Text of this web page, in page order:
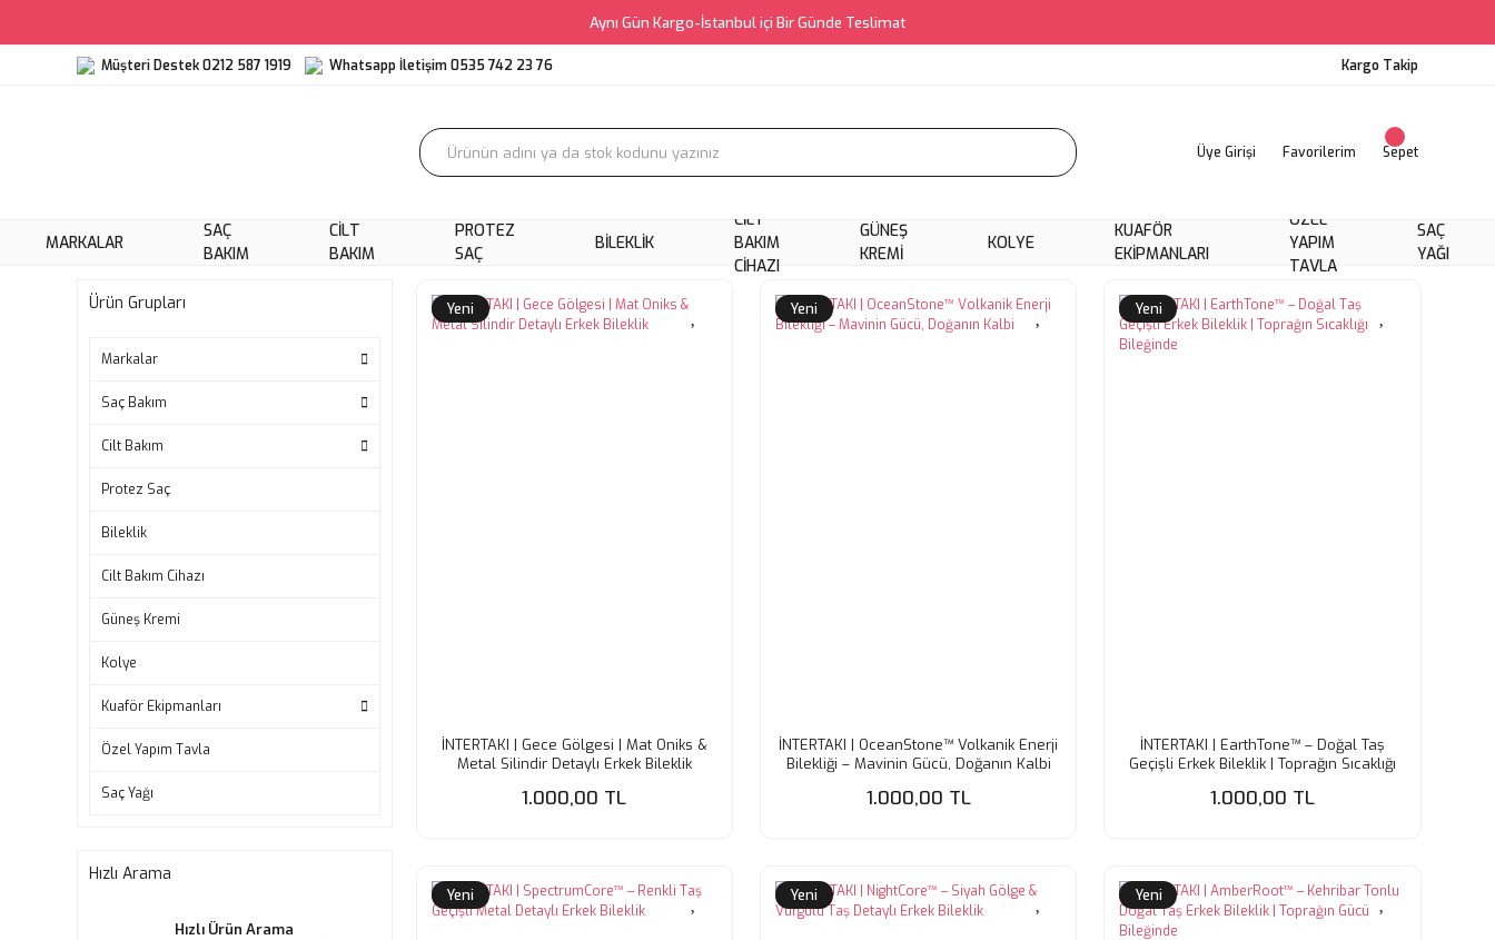
Aynı Gün Kargo-İstanbul içi Bir Günde Teslimat
Müşteri Destek 0212 587 1919 Whatsapp İletişim 0535 742 23 76 Kargo Takip
Üye Girişi Favorilerim Sepet
MARKALAR
SAÇ
BAKIM
CILT
BAKIM
PROTEZ
SAÇ
BILEKLIK
CILT
BAKIM
CIHAZI
GÜNEŞ
KREMI
KOLYE
KUAFÖR
EKIPMANLARI
ÖZEL
YAPIM
TAVLA
SAÇ
YAĞI
Ürün Grupları
Markalar
Saç Bakım
Cilt Bakım
Protez Saç
Bileklik
Cilt Bakım Cihazı
Güneş Kremi
Kolye
Kuaför Ekipmanları
Özel Yapım Tavla
Saç Yağı
Hızlı Arama
Hızlı Ürün Arama
Yeni
İNTERTAKI | Gece Gölgesi | Mat Oniks &
Metal Silindir Detaylı Erkek Bileklik
1.000,00 TL
Yeni
İNTERTAKI | OceanStone™ Volkanik Enerji
Bilekliği – Mavinin Gücü, Doğanın Kalbi
1.000,00 TL
Yeni
İNTERTAKI | EarthTone™ – Doğal Taş
Geçişli Erkek Bileklik | Toprağın Sıcaklığı
1.000,00 TL
Yeni Yeni Yeni